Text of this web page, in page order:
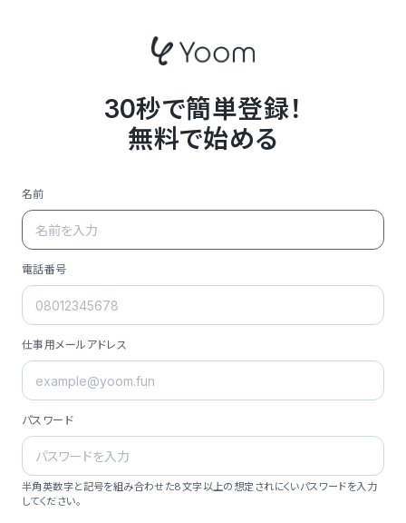
30秒で簡単登録！
無料で始める
名前
電話番号
仕事用メールアドレス
パスワード
半角英数字と記号を組み合わせた8文字以上の想定されにくいパスワードを入力
してください。